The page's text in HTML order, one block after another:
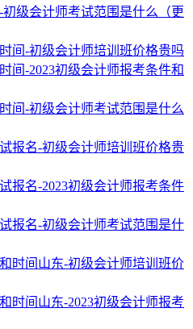
级会计师考试范围是什么（更
间-初级会计师培训班价格贵吗
间-2023初级会计师报考条件和
间-初级会计师考试范围是什么
报名-初级会计师培训班价格贵
报名-2023初级会计师报考条件
报名-初级会计师考试范围是什
时间山东-初级会计师培训班价
时间山东-2023初级会计师报考